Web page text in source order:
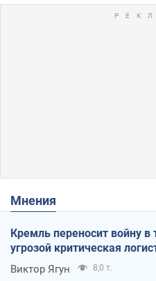
Мнения
Кремль переносит войну
угрозой критическая
Виктор Ягун 8,0 т.